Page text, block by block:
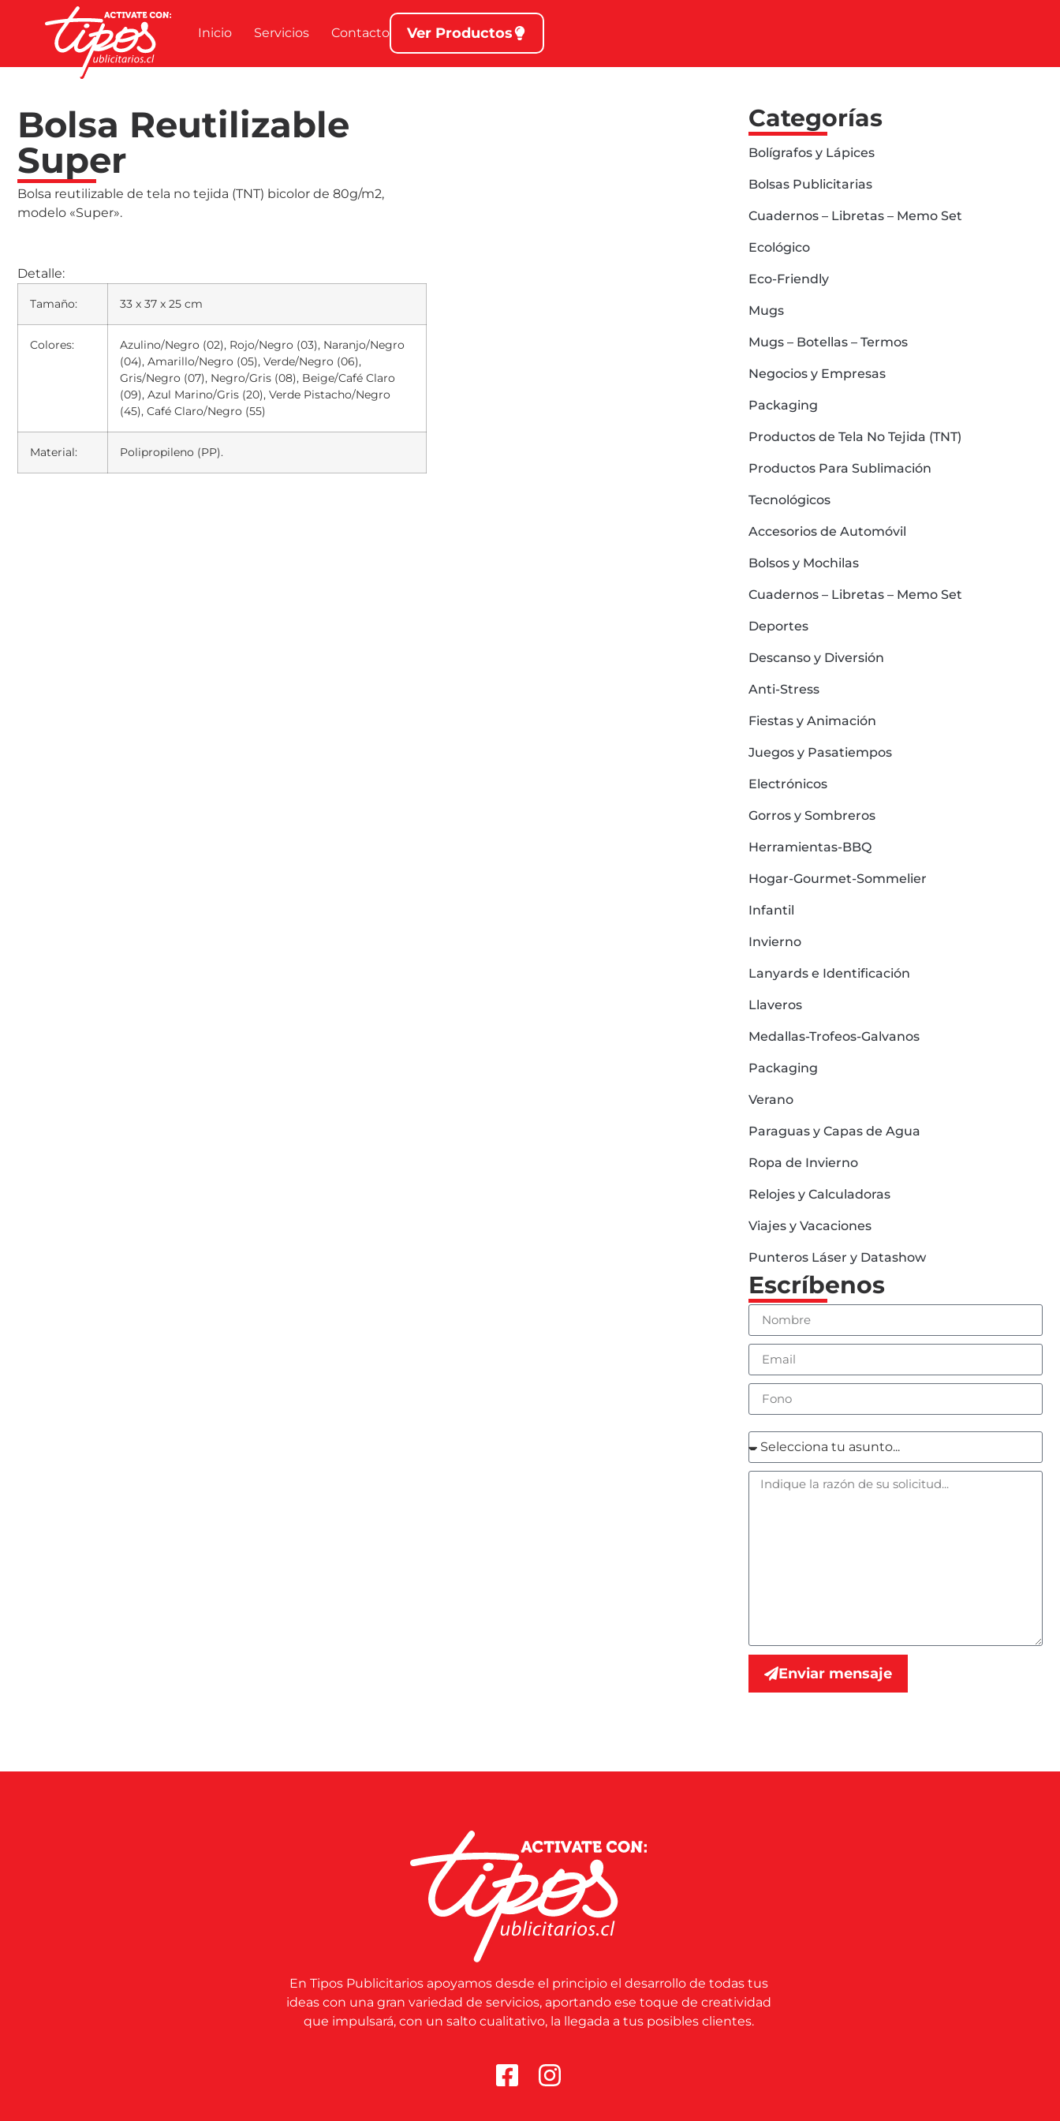
Inicio Servicios Contacto Ver Productos
Bolsa Reutilizable
Super
Bolsa reutilizable de tela no tejida (TNT) bicolor de 80g/m2,
modelo «Super».
Detalle:
Tamaño: 33 x 37 x 25 cm
Colores:
Azulino/Negro (02), Rojo/Negro (03), Naranjo/Negro
(04), Amarillo/Negro (05), Verde/Negro (06),
Gris/Negro (07), Negro/Gris (08), Beige/Café Claro
(09), Azul Marino/Gris (20), Verde Pistacho/Negro
(45), Café Claro/Negro (55)
Material: Polipropileno (PP).
Categorías
Bolígrafos y Lápices
Bolsas Publicitarias
Cuadernos – Libretas – Memo Set
Ecológico
Eco-Friendly
Mugs
Mugs – Botellas – Termos
Negocios y Empresas
Packaging
Productos de Tela No Tejida (TNT)
Productos Para Sublimación
Tecnológicos
Accesorios de Automóvil
Bolsos y Mochilas
Cuadernos – Libretas – Memo Set
Deportes
Descanso y Diversión
Anti-Stress
Fiestas y Animación
Juegos y Pasatiempos
Electrónicos
Gorros y Sombreros
Herramientas-BBQ
Hogar-Gourmet-Sommelier
Infantil
Invierno
Lanyards e Identificación
Llaveros
Medallas-Trofeos-Galvanos
Packaging
Verano
Paraguas y Capas de Agua
Ropa de Invierno
Relojes y Calculadoras
Viajes y Vacaciones
Punteros Láser y Datashow
Escríbenos
Enviar mensaje
En Tipos Publicitarios apoyamos desde el principio el desarrollo de todas tus
ideas con una gran variedad de servicios, aportando ese toque de creatividad
que impulsará, con un salto cualitativo, la llegada a tus posibles clientes.